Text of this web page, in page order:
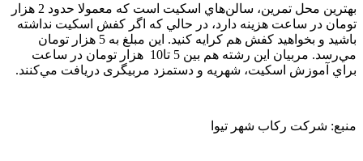
بهترين محل تمرين، سالن‌هاي اسكيت است كه معمولا حدود 2 هزار
تومان در ساعت هزينه دارد، در حالي كه اگر كفش اسكيت نداشته
باشيد و بخواهيد كفش هم كرايه كنيد. اين مبلغ به 5 هزار تومان
مي‌رسد. مربيان اين رشته هم بين 5 تا10 هزار تومان در ساعت
براي آموزش اسكيت، شهريه و دستمزد مربیگری دريافت مي‌كنند.
منبع: شرکت رکاب شهر تیوا